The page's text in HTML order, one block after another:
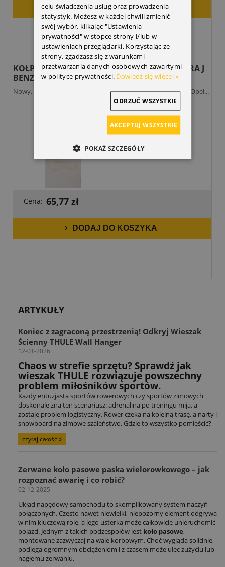
DODAJ DO KOSZYKA
KOŁPAK FELG ALUMINIOWYCH ASTRA K, ASTRA J
BENZYNA, MOKKA
Nowy, oryginalny kołpak felg aluminiowych do samochodu Opel...
Cena: 65,77 zł
DODAJ DO KOSZYKA
ARTYKUŁY
Koniec z zagraconą przestrzenią! Odkryj Wieszak
Ścienny THULE Wall Hanger
12-01-2026
Chaos w strefie sprzętu? Sprawdź jak
wieszak THULE rozwiązuje powszechny
problem miłośników sportów.
Każdy entuzjasta sportów rowerowych czy sportów zimowych
doskonale zna ten scenariusz: adrenalina po treningu mija, a
zostaje problem logistyczny. Rower czeka na kolejną trasę, a narty i
snowboard na zimowe szaleństwo. Gdzie to wszystko pomieścić?
czytaj całość »
Zerwane koło pasowe paska wielorowkowego – jak
rozpoznać awarię i co robić?
02-12-2025
Układ napędowy samochodu to skomplikowany system naczyń
połączonych. Często nawet niewielki, niepozorny element odgrywa
w nim kluczową rolę, a jego usterka może całkowicie unieruchomić
pojazd. Jednym z takich podzespołów jest koło pasowe,
montowane zazwyczaj na wale korbowym. Choć wygląda solidnie,
podlega ogromnym obciążeniom i z czasem może ulec zużyciu lub
nagłemu zerwaniu.
celu świadczenia usług oraz prowadzenia
statystyk. Możesz w każdej chwili zmienić
swój wybór, klikając "Ustawienia
prywatności" w stopce strony i/lub w
ustawieniach przeglądarki. Korzystając ze
strony, zgadzasz się z warunkami
przetwarzania danych osobowych zawartymi
w polityce prywatności. Dowiedz się więcej »
AKCEPTUJ WSZYSTKIE
ODRZUĆ WSZYSTKIE
POKAŻ SZCZEGÓŁY